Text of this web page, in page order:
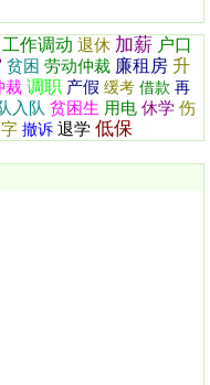
工作调动 退休 加薪 户口
贫困 劳动仲裁 廉租房 升
裁 调职 产假 缓考 借款 再
入队 贫困生 用电 休学 伤
撤诉 退学 低保